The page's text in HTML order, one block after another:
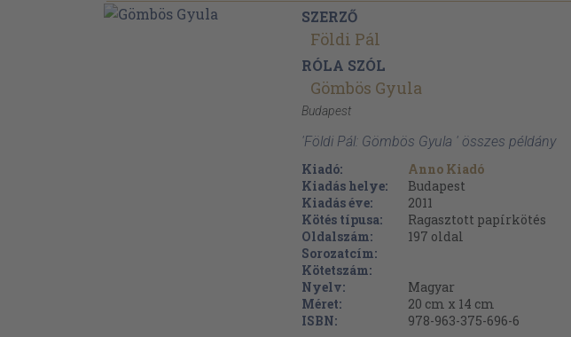
SZERZŐ
Földi Pál
RÓLA SZÓL
Gömbös Gyula
Budapest
'Földi Pál: Gömbös Gyula ' összes példány
Kiadó:
Anno Kiadó
Kiadás helye:
Budapest
Kiadás éve:
2011
Kötés típusa:
Ragasztott papírkötés
Oldalszám:
197 oldal
Sorozatcím:
Kötetszám:
Nyelv:
Magyar
Méret:
20 cm x 14 cm
ISBN:
978-963-375-696-6